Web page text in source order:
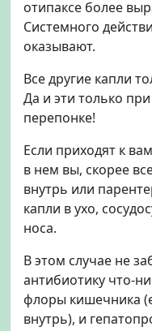
отипаксе более
Системного
оказывают.
Все другие капли
Да и эти только
перепонке!
Если приходят к
в нем вы, скорее
внутрь или
капли в ухо,
носа.
В этом случае не
антибиотику что-
флоры кишечника
внутрь), и